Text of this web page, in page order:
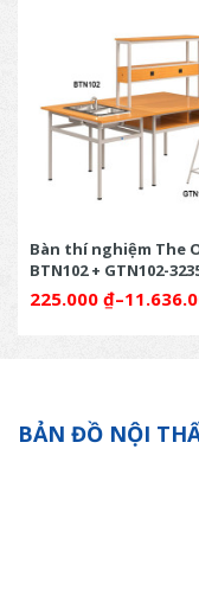
Bàn thí nghiệm The
BTN102 + GTN102-
225.000 ₫–
BẢN ĐỒ NỘI